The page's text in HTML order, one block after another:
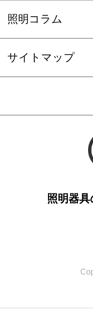
照明コラム
サイトマップ
照明器